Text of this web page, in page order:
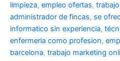
limpieza, empleo ofertas,
administrador de fincas, se
informatico sin experiencia,
enfermeria como profesion,
barcelona, trabajo marketing